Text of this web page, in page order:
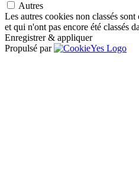
Autres
Les autres cookies non classés
et qui n'ont pas encore été classés
Enregistrer & appliquer
Propulsé par